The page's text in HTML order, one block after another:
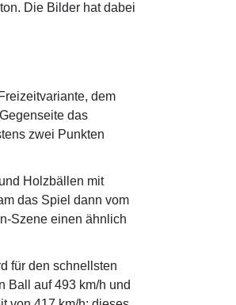
Die Bilder hat dabei
dem
das
zwei Punkten
Holzbällen mit
das Spiel dann vom
Szene einen ähnlich
für den schnellsten
Ball auf 493 km/h und